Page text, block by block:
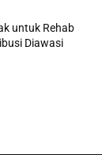
untuk Rehab
Diawasi